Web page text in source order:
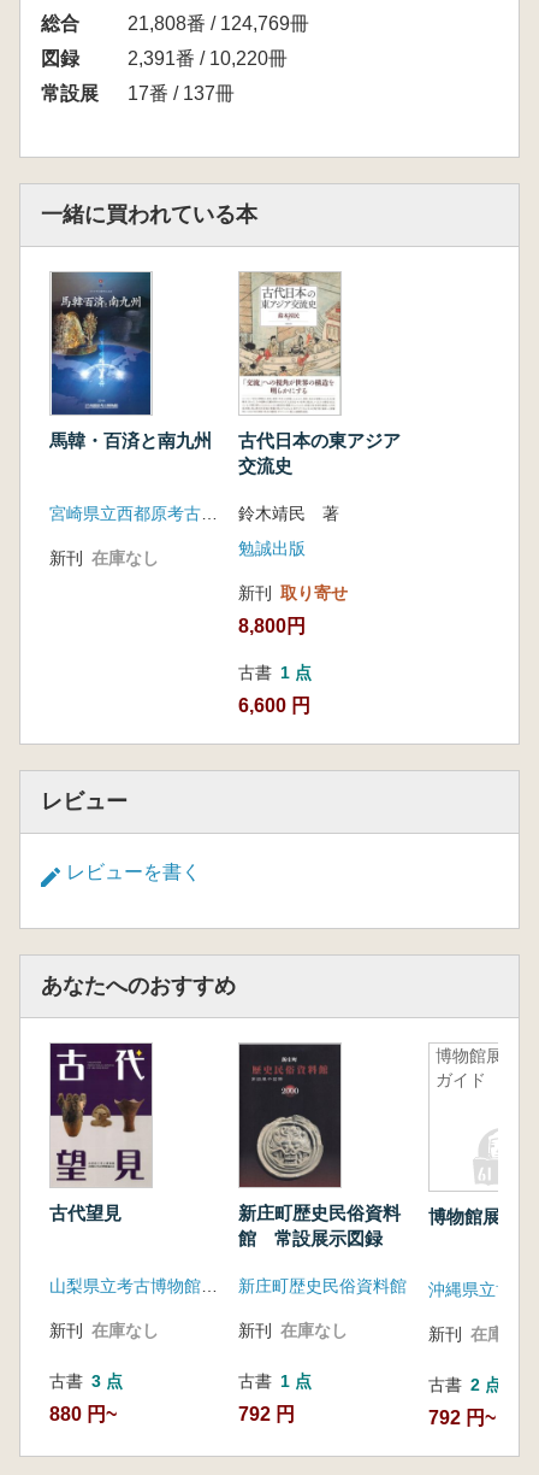
総合
21,808番 / 124,769冊
図録
2,391番 / 10,220冊
常設展
17番 / 137冊
一緒に買われている本
馬韓・百済と南九州
宮崎県立西都原考古博物館
新刊 在庫なし
古代日本の東アジア
交流史
鈴木靖民 著
勉誠出版
新刊 取り寄せ
8,800円
古書 1 点
6,600 円
レビュー
レビューを書く
あなたへのおすすめ
古代望見
新刊 在庫なし
古書 3 点
880 円~
新庄町歴史民俗資料
館 常設展示図録
新庄町歴史民俗資料館
新刊 在庫なし
古書 1 点
792 円
博物館展示
ガイド
博物館展示
新刊 在庫なし
古書 2 点
792 円~